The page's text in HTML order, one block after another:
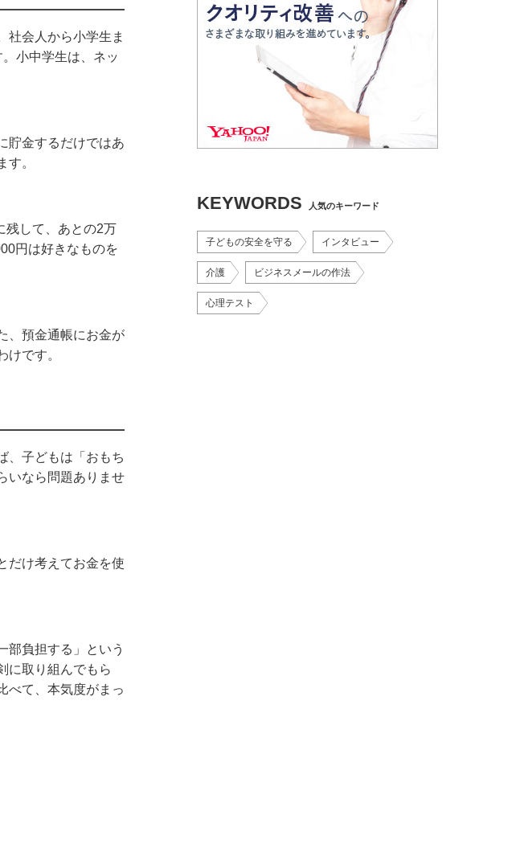
社会人から小学生ま
小中学生は、ネッ
貯金するだけではあ
す。
残して、あとの2万
円は好きなものを
、預金通帳にお金が
です。
、子どもは「おもち
いなら問題ありませ
だけ考えてお金を使
部負担する」という
に取り組んでもら
べて、本気度がまっ
KEYWORDS 人気のキーワード
子どもの安全を守る インタビュー
介護 ビジネスメールの作法
心理テスト